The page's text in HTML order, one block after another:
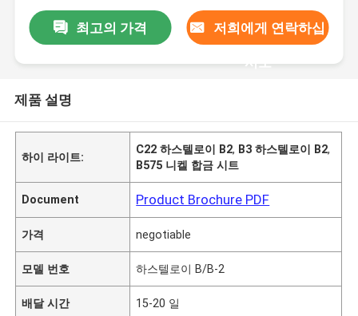
최고의 가격 저희에게 연락하십
시오
제품 설명
하이 라이트:
C22 하스텔로이 B2, B3 하스텔로이 B2,
B575 니켈 합금 시트
Document Product Brochure PDF
가격 negotiable
모델 번호 하스텔로이 B/B-2
배달 시간 15-20 일